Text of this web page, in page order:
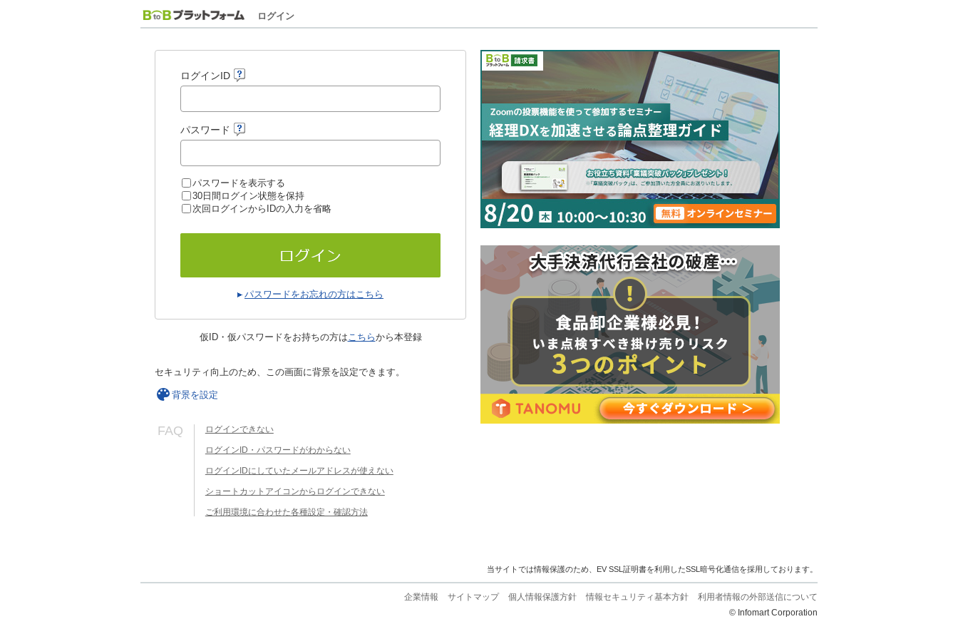
ログイン
ログインID
パスワード
パスワードを表示する
30日間ログイン状態を保持
次回ログインからIDの入力を省略
パスワードをお忘れの方はこちら
仮ID・仮パスワードをお持ちの方はこちらから本登録
セキュリティ向上のため、この画面に背景を設定できます。
背景を設定
FAQ ログインできない
ログインID・パスワードがわからない
ログインIDにしていたメールアドレスが使えない
ショートカットアイコンからログインできない
ご利用環境に合わせた各種設定・確認方法
当サイトでは情報保護のため、EV SSL証明書を利用したSSL暗号化通信を採用しております。
企業情報 サイトマップ 個人情報保護方針 情報セキュリティ基本方針
利用者情報の外部送信について
© Infomart Corporation